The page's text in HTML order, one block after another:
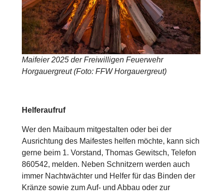
Maifeier 2025 der Freiwilligen Feuerwehr
Horgauergreut (Foto: FFW Horgauergreut)
Helferaufruf
Wer den Maibaum mitgestalten oder bei der
Ausrichtung des Maifestes helfen möchte, kann sich
gerne beim 1. Vorstand, Thomas Gewitsch, Telefon
860542, melden. Neben Schnitzern werden auch
immer Nachtwächter und Helfer für das Binden der
Kränze sowie zum Auf- und Abbau oder zur